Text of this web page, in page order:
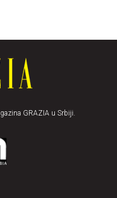
GRAZIA u Srbiji.